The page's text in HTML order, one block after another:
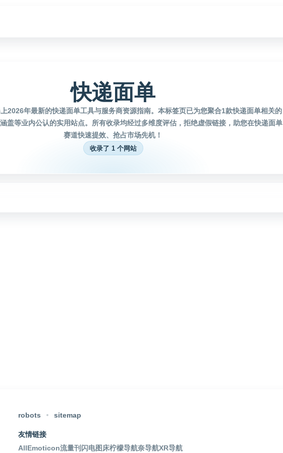
快递面单
2026年最新的快递面单工具与服务商资源指南。本标签页已为您聚合1款快递面单相关的
盖等业内公认的实用站点。所有收录均经过多维度评估，拒绝虚假链接，助您在快递面单
赛道快速提效、抢占市场先机！
收录了 1 个网站
robots sitemap
友情链接
AllEmoticon流量刊 闪电图床柠檬导航奈导航XR导航